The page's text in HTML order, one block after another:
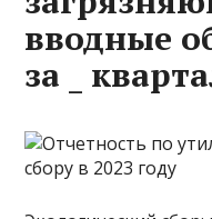
вводные
за _